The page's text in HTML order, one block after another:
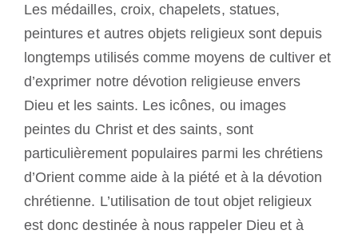
Archives OSB.org
Les médailles, croix, chapelets, statues,
peintures et autres objets religieux sont depuis
longtemps utilisés comme moyens de cultiver et
d’exprimer notre dévotion religieuse envers
Dieu et les saints. Les icônes, ou images
peintes du Christ et des saints, sont
particulièrement populaires parmi les chrétiens
d’Orient comme aide à la piété et à la dévotion
chrétienne. L’utilisation de tout objet religieux
est donc destinée à nous rappeler Dieu et à